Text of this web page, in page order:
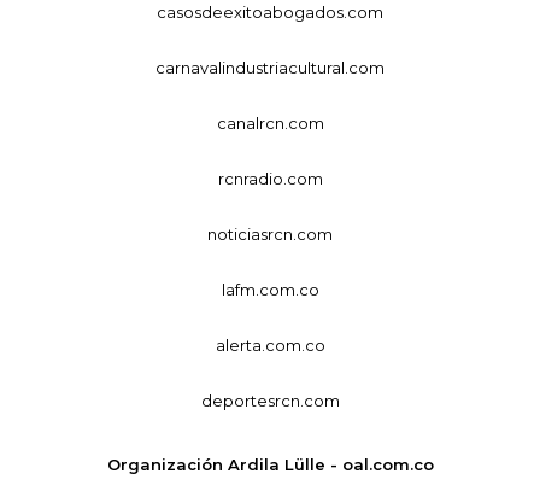
casosdeexitoabogados.com
carnavalindustriacultural.com
canalrcn.com
rcnradio.com
noticiasrcn.com
lafm.com.co
alerta.com.co
deportesrcn.com
Organización Ardila Lülle - oal.com.co